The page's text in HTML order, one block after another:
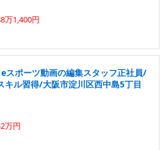
万1,400円
eスポーツ動画の編集スタッフ正社員/
キル習得/大阪市淀川区西中島5丁目
万円